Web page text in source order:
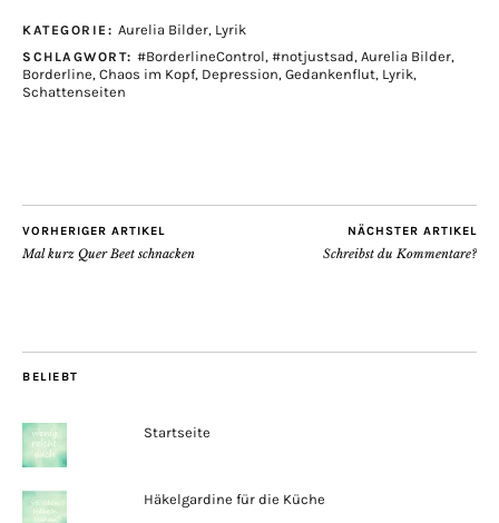
KATEGORIE: Aurelia Bilder, Lyrik
SCHLAGWORT: #BorderlineControl, #notjustsad, Aurelia Bilder,
Borderline, Chaos im Kopf, Depression, Gedankenflut, Lyrik,
Schattenseiten
VORHERIGER ARTIKEL
Mal kurz Quer Beet schnacken
NÄCHSTER ARTIKEL
Schreibst du Kommentare?
BELIEBT
Startseite
Häkelgardine für die Küche